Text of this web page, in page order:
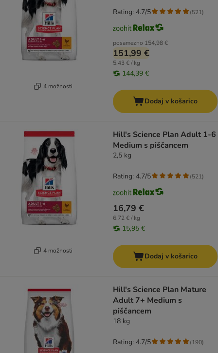
4 možnosti
posamezno 154,98 €
151,99 €
5,43 € / kg
144,39 €
Rating: 4.7/5 (521)
Dodaj v košarico
4 možnosti
Hill's Science Plan Adult 1-6
Medium s piščancem
2,5 kg
16,79 €
6,72 € / kg
15,95 €
Rating: 4.7/5 (521)
Dodaj v košarico
Hill's Science Plan Mature
Adult 7+ Medium s
piščancem
18 kg
Rating: 4.7/5 (190)